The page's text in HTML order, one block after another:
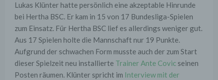
Lukas Klünter hatte persönlich eine akzeptable Hinrunde
bei Hertha BSC. Er kam in 15 von 17 Bundesliga-Spielen
zum Einsatz. Für Hertha BSC lief es allerdings weniger gut.
Aus 17 Spielen holte die Mannschaft nur 19 Punkte.
Aufgrund der schwachen Form musste auch der zum Start
dieser Spielzeit neu installierte Trainer Ante Covic seinen
Posten räumen. Klünter spricht im Interview mit der